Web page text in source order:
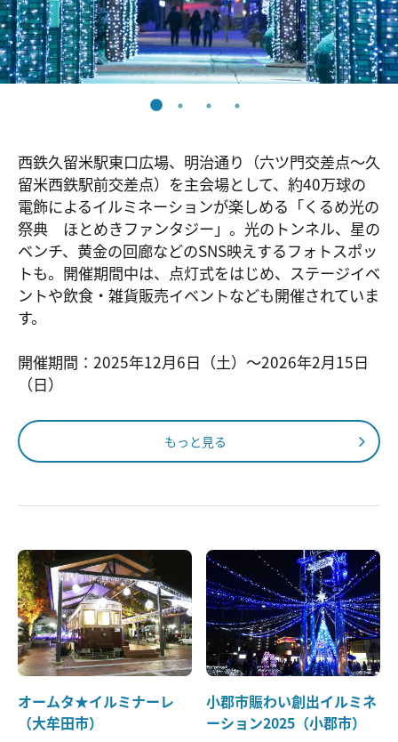
西鉄久留米駅東口広場、明治通り（六ツ門交差点～久
留米西鉄駅前交差点）を主会場として、約40万球の
電飾によるイルミネーションが楽しめる「くるめ光の
祭典 ほとめきファンタジー」。光のトンネル、星の
ベンチ、黄金の回廊などのSNS映えするフォトスポッ
トも。開催期間中は、点灯式をはじめ、ステージイベ
ントや飲食・雑貨販売イベントなども開催されていま
す。
開催期間：2025年12月6日（土）～2026年2月15日
（日）
もっと見る
オームタ★イルミナーレ
（大牟田市）
小郡市賑わい創出イルミネ
ーション2025（小郡市）